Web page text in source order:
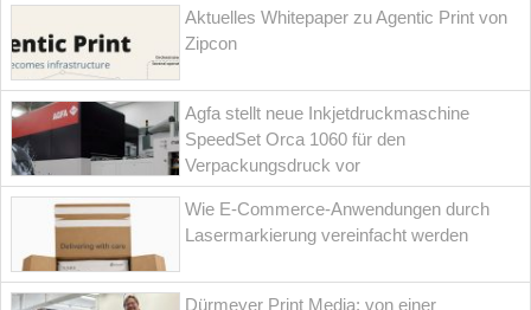
Aktuelles Whitepaper zu Agentic Print von
Zipcon
Agfa stellt neue Inkjetdruckmaschine
SpeedSet Orca 1060 für den
Verpackungsdruck vor
Wie E-Commerce-Anwendungen durch
Lasermarkierung vereinfacht werden
Dürmeyer Print Media: von einer